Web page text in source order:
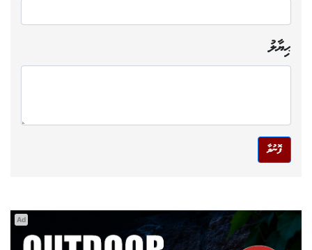
ޙިޔާލު
ފޮނުވާ
Ad